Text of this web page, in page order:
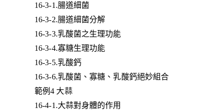
16-3-1.腸道細菌
16-3-2.腸道細菌分解
16-3-3.乳酸菌之生理功能
16-3-4.寡糖生理功能
16-3-5.乳酸鈣
16-3-6.乳酸菌、寡糖、乳酸鈣絕妙組合
範例4 大蒜
16-4-1.大蒜對身體的作用